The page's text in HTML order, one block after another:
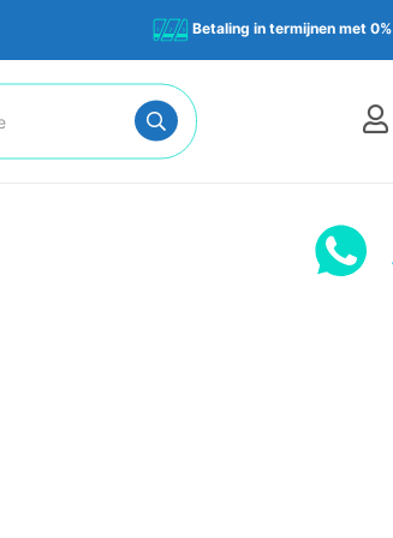
Betaling in termijnen met